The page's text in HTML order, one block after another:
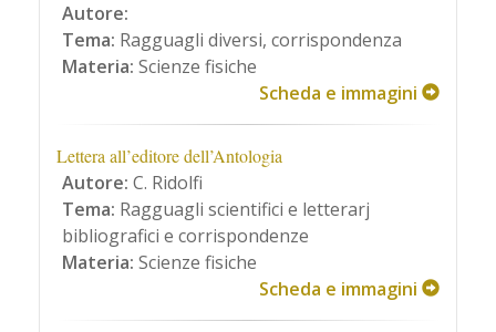
Autore:
Tema: Ragguagli diversi, corrispondenza
Materia: Scienze fisiche
Scheda e immagini
Lettera all’editore dell’Antologia
Autore: C. Ridolfi
Tema: Ragguagli scientifici e letterarj
bibliografici e corrispondenze
Materia: Scienze fisiche
Scheda e immagini